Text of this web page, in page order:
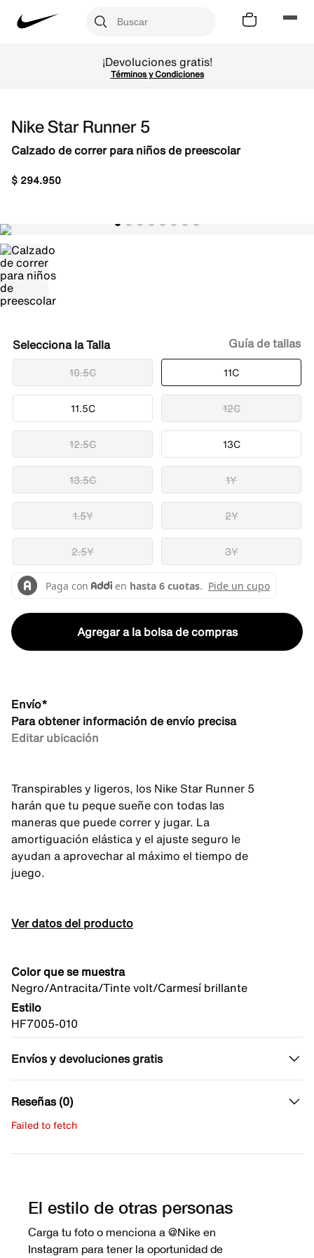
¡Devoluciones gratis!
Términos y Condiciones
Nike Star Runner 5
Calzado de correr para niños de preescolar
$ 294.950
Talla
10.5C 11C
11.5C 12C
12.5C 13C
13.5C 1Y
1.5Y 2Y
2.5Y 3Y
Guía de tallas
Agregar a la bolsa de compras
Envío*
Para obtener información de envío precisa
Editar ubicación
Transpirables y ligeros, los Nike Star Runner 5
harán que tu peque sueñe con todas las
maneras que puede correr y jugar. La
amortiguación elástica y el ajuste seguro le
ayudan a aprovechar al máximo el tiempo de
juego.
Ver datos del producto
Color que se muestra
Negro/Antracita/Tinte volt/Carmesí brillante
Estilo
HF7005-010
Envíos y devoluciones gratis
Reseñas (0)
Failed to fetch